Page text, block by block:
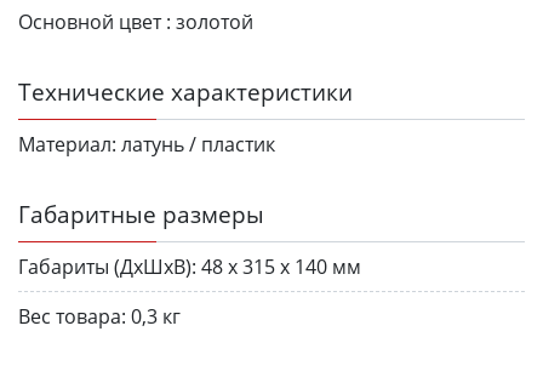
Основной цвет : золотой
Технические характеристики
Материал: латунь / пластик
Габаритные размеры
Габариты (ДхШхВ): 48 х 315 х 140 мм
Вес товара: 0,3 кг